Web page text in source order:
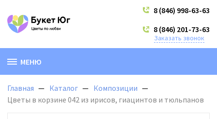
8 (846) 998-63-63
8 (846) 201-73-63
Заказать звонок
МЕНЮ
Главная Каталог
Композиции
Цветы в корзине 042 из ирисов, гиацинтов и тюльпанов